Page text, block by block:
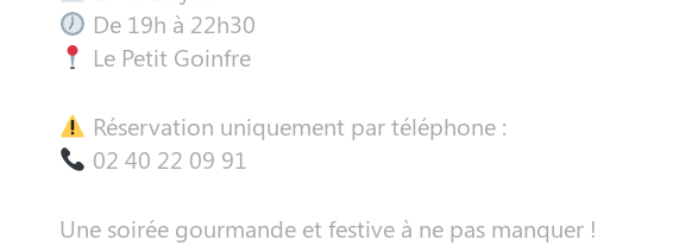
De 19h à 22h30
Le Petit Goinfre
Réservation uniquement par téléphone :
02 40 22 09 91
Une soirée gourmande et festive à ne pas manquer !